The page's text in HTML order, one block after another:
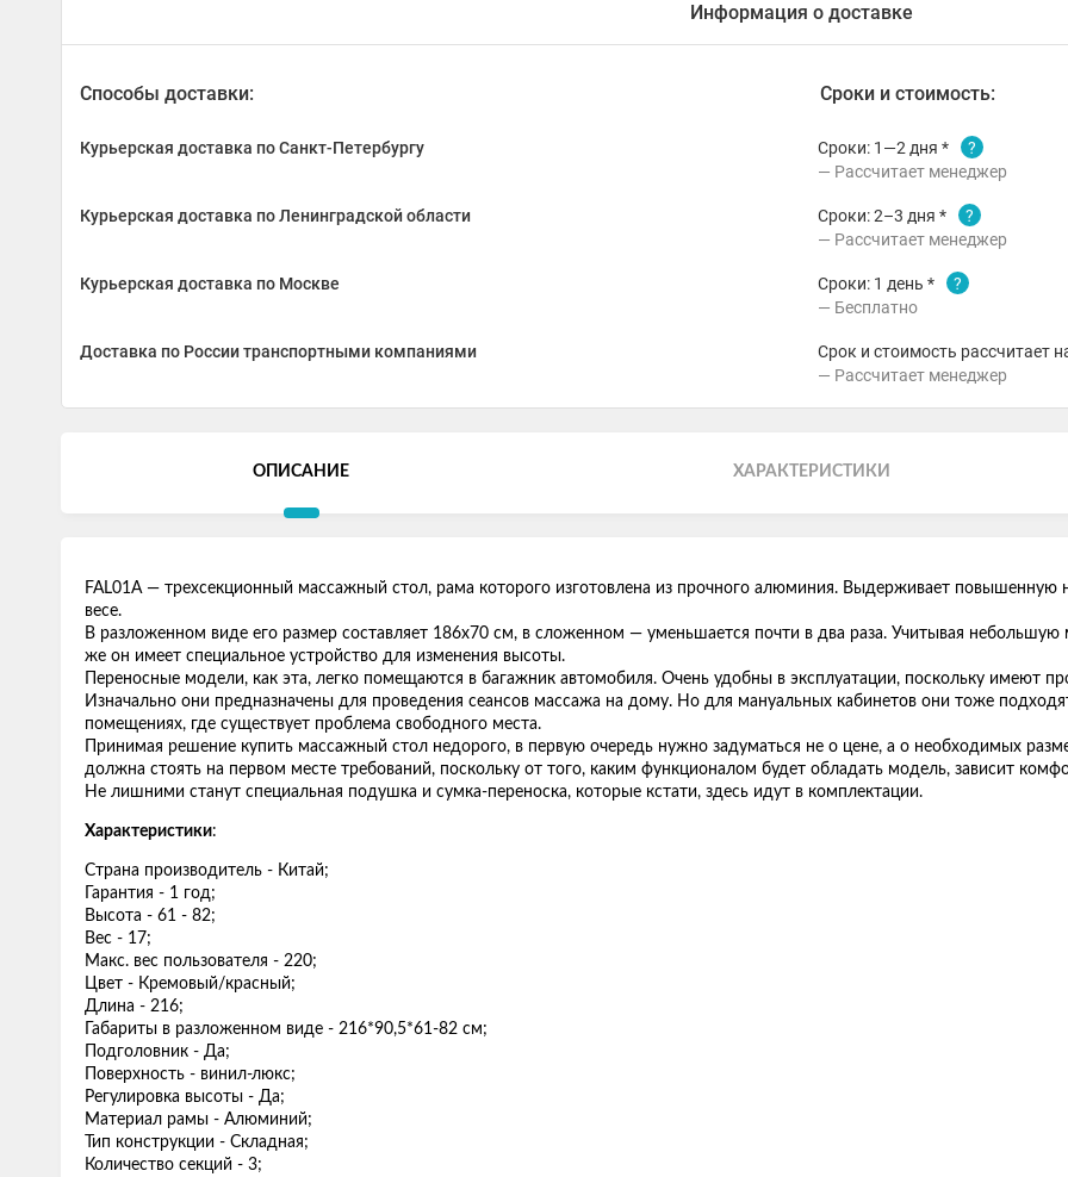
Информация о доставке
Способы доставки: Сроки и стоимость:
Курьерская доставка по Санкт-Петербургу Сроки: 1—2 дня *
?
Рассчитает менеджер
Курьерская доставка по Ленинградской области Сроки: 2–3 дня *
?
Рассчитает менеджер
Курьерская доставка по Москве Сроки: 1 день *
?
Бесплатно
Доставка по России транспортными компаниями
Срок и стоимость рассчитает
Рассчитает менеджер
ОПИСАНИЕ ХАРАКТЕРИСТИКИ
FAL01A — трехсекционный массажный стол, рама которого изготовлена из прочного алюминия. Выдерживает повышенную
весе.
В разложенном виде его размер составляет 186х70 см, в сложенном — уменьшается почти в два раза. Учитывая небольшую
же он имеет специальное устройство для изменения высоты.
Переносные модели, как эта, легко помещаются в багажник автомобиля. Очень удобны в эксплуатации, поскольку имеют
Изначально они предназначены для проведения сеансов массажа на дому. Но для мануальных кабинетов они тоже
помещениях, где существует проблема свободного места.
Принимая решение купить массажный стол недорого, в первую очередь нужно задуматься не о цене, а о необходимых
должна стоять на первом месте требований, поскольку от того, каким функционалом будет обладать модель, зависит
Не лишними станут специальная подушка и сумка-переноска, которые кстати, здесь идут в комплектации.
Характеристики:
Страна производитель - Китай;
Гарантия - 1 год;
Высота - 61 - 82;
Вес - 17;
Макс. вес пользователя - 220;
Цвет - Кремовый/красный;
Длина - 216;
Габариты в разложенном виде - 216*90,5*61-82 см;
Подголовник - Да;
Поверхность - винил-люкс;
Регулировка высоты - Да;
Материал рамы - Алюминий;
Тип конструкции - Складная;
Количество секций - 3;